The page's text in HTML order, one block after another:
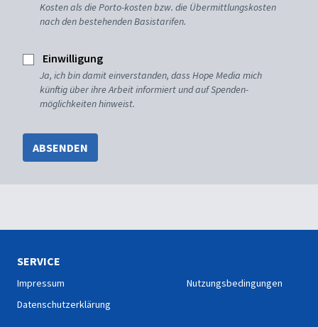
Kosten als die Porto-kosten bzw. die Übermittlungskosten
nach den bestehenden Basistarifen.
Einwilligung
Ja, ich bin damit einverstanden, dass Hope Media mich
künftig über ihre Arbeit informiert und auf Spenden-
möglichkeiten hinweist.
ABSENDEN
SERVICE
Impressum
Datenschutzerklärung
Nutzungsbedingungen